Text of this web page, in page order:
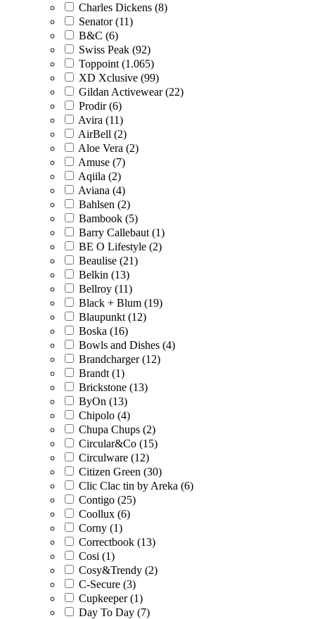
Charles Dickens (8)
Senator (11)
B&C (6)
Swiss Peak (92)
Toppoint (1.065)
XD Xclusive (99)
Gildan Activewear (22)
Prodir (6)
Avira (11)
AirBell (2)
Aloe Vera (2)
Amuse (7)
Aqiila (2)
Aviana (4)
Bahlsen (2)
Bambook (5)
Barry Callebaut (1)
BE O Lifestyle (2)
Beaulise (21)
Belkin (13)
Bellroy (11)
Black + Blum (19)
Blaupunkt (12)
Boska (16)
Bowls and Dishes (4)
Brandcharger (12)
Brandt (1)
Brickstone (13)
ByOn (13)
Chipolo (4)
Chupa Chups (2)
Circular&Co (15)
Circulware (12)
Citizen Green (30)
Clic Clac tin by Areka (6)
Contigo (25)
Coollux (6)
Corny (1)
Correctbook (13)
Cosi (1)
Cosy&Trendy (2)
C-Secure (3)
Cupkeeper (1)
Day To Day (7)